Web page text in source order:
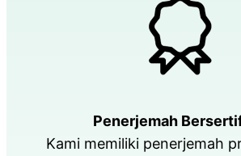
Penerjemah
Kami memiliki penerjemah